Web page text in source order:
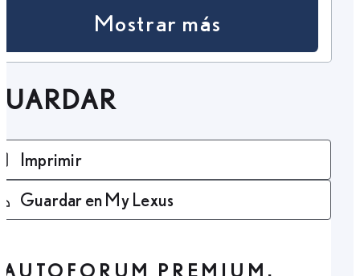
Mostrar más
Imprimir
Guardar en My Lexus
AUTOFORUM PREMIUM,